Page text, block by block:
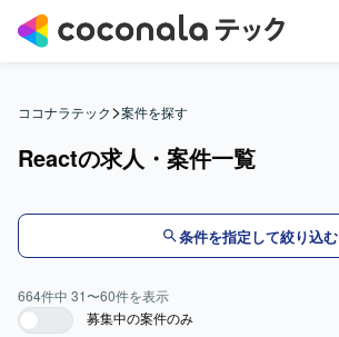
ココナラテック>案件を探す
Reactの求人・案件一覧
条件を指定して絞り込む
664件中 31〜60件を表示
募集中の案件のみ